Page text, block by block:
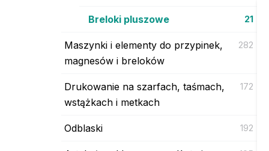
Breloki pluszowe 21
Maszynki i elementy do przypinek,
magnesów i breloków
282
Drukowanie na szarfach, taśmach,
wstążkach i metkach
172
Odblaski 192